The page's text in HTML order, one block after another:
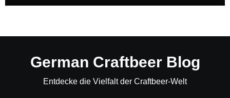
German Craftbeer Blog
Entdecke die Vielfalt der Craftbeer-Welt